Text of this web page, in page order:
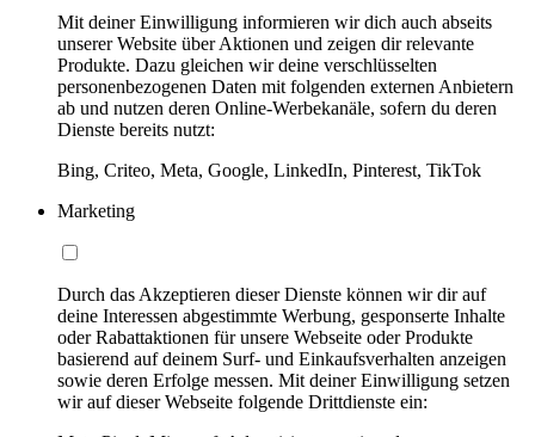
Mit deiner Einwilligung informieren wir dich auch abseits
unserer Website über Aktionen und zeigen dir relevante
Produkte. Dazu gleichen wir deine verschlüsselten
personenbezogenen Daten mit folgenden externen Anbietern
ab und nutzen deren Online-Werbekanäle, sofern du deren
Dienste bereits nutzt:
Bing, Criteo, Meta, Google, LinkedIn, Pinterest, TikTok
Marketing
Durch das Akzeptieren dieser Dienste können wir dir auf
deine Interessen abgestimmte Werbung, gesponserte Inhalte
oder Rabattaktionen für unsere Webseite oder Produkte
basierend auf deinem Surf- und Einkaufsverhalten anzeigen
sowie deren Erfolge messen. Mit deiner Einwilligung setzen
wir auf dieser Webseite folgende Drittdienste ein: